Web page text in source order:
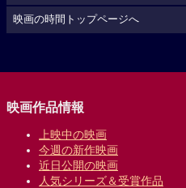
映画の時間トップページへ
映画作品情報
上映中の映画
今週の新作映画
近日公開の映画
人気シリーズ＆受賞作品